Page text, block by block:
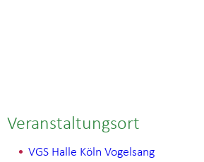
Veranstaltungsort
VGS Halle Köln Vogelsang